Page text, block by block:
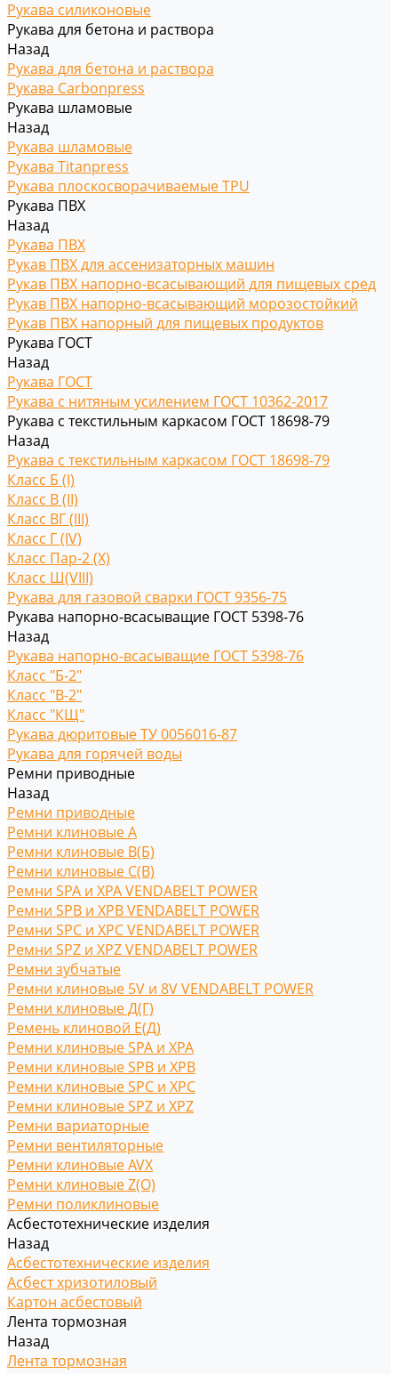
Рукава силиконовые
Рукава для бетона и раствора
Назад
Рукава для бетона и раствора
Рукава Carbonpress
Рукава шламовые
Назад
Рукава шламовые
Рукава Titanpress
Рукава плоскосворачиваемые TPU
Рукава ПВХ
Назад
Рукава ПВХ
Рукав ПВХ для ассенизаторных машин
Рукав ПВХ напорно-всасывающий для пищевых сред
Рукав ПВХ напорно-всасывающий морозостойкий
Рукав ПВХ напорный для пищевых продуктов
Рукава ГОСТ
Назад
Рукава ГОСТ
Рукава с нитяным усилением ГОСТ 10362-2017
Рукава с текстильным каркасом ГОСТ 18698-79
Назад
Рукава с текстильным каркасом ГОСТ 18698-79
Класс Б (I)
Класс В (II)
Класс ВГ (III)
Класс Г (IV)
Класс Пар-2 (X)
Класс Ш(VIII)
Рукава для газовой сварки ГОСТ 9356-75
Рукава напорно-всасыващие ГОСТ 5398-76
Назад
Рукава напорно-всасыващие ГОСТ 5398-76
Класс "Б-2"
Класс "В-2"
Класс "КЩ"
Рукава дюритовые ТУ 0056016-87
Рукава для горячей воды
Ремни приводные
Назад
Ремни приводные
Ремни клиновые A
Ремни клиновые В(Б)
Ремни клиновые С(B)
Ремни SPA и XPA VENDABELT POWER
Ремни SPB и XPB VENDABELT POWER
Ремни SPC и XPC VENDABELT POWER
Ремни SPZ и XPZ VENDABELT POWER
Ремни зубчатые
Ремни клиновые 5V и 8V VENDABELT POWER
Ремни клиновые Д(Г)
Ремень клиновой Е(Д)
Ремни клиновые SPA и XPA
Ремни клиновые SPB и XPB
Ремни клиновые SPC и XPC
Ремни клиновые SPZ и XPZ
Ремни вариаторные
Ремни вентиляторные
Ремни клиновые AVX
Ремни клиновые Z(O)
Ремни поликлиновые
Асбестотехнические изделия
Назад
Асбестотехнические изделия
Асбест хризотиловый
Картон асбестовый
Лента тормозная
Назад
Лента тормозная